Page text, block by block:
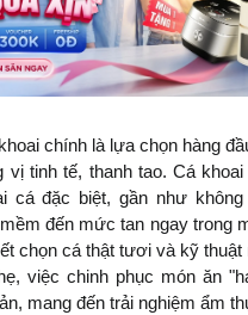
chính là lựa chọn hàng
vị tinh tế, thanh tao. Cá
cá đặc biệt, gần như
đến mức tan ngay trong
chọn cá thật tươi và kỹ
việc chinh phục món ăn
mang đến trải nghiệm ẩm